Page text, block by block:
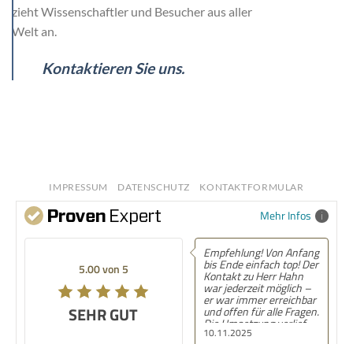
zieht Wissenschaftler und Besucher aus aller
Welt an.
Kontaktieren Sie uns.
IMPRESSUM DATENSCHUTZ KONTAKTFORMULAR
Mehr Infos
5.00 von 5
SEHR GUT
10.11.2025
Empfehlung! Von Anfang
bis Ende einfach top! Der
Kontakt zu Herr Hahn
war jederzeit möglich –
er war immer erreichbar
und offen für alle Fragen.
Die Umsetzung verlief
völlig unkompliziert und